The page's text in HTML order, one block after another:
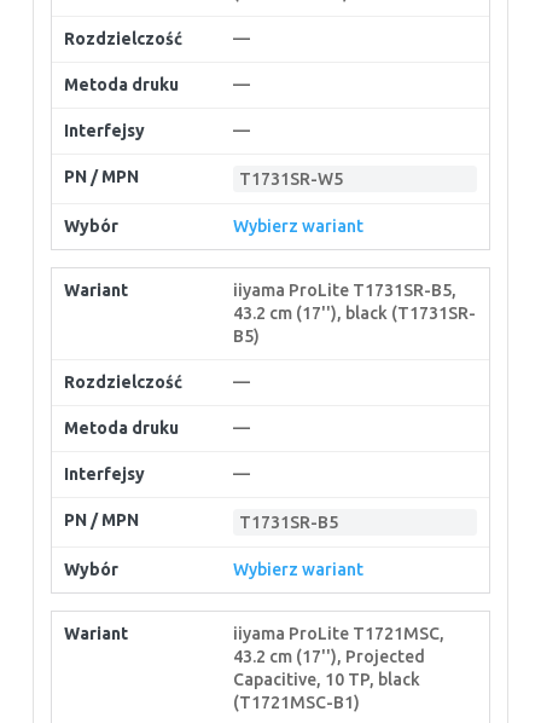
—
—
—
T1731SR-W5
Wybierz wariant
iiyama ProLite T1731SR-B5,
43.2 cm (17''), black (T1731SR-
B5)
—
—
—
T1731SR-B5
Wybierz wariant
iiyama ProLite T1721MSC,
43.2 cm (17''), Projected
Capacitive, 10 TP, black
(T1721MSC-B1)